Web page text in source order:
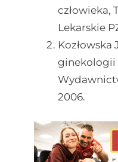
człowieka,
Lekarskie
Kozłowska
ginekologii
2006.